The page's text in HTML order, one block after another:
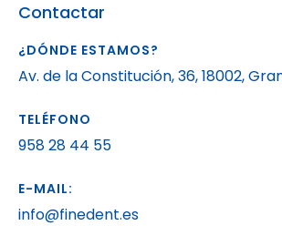
Contactar
¿DÓNDE ESTAMOS?
Av. de la Constitución, 36, 18002,
TELÉFONO
958 28 44 55
E-MAIL:
info@finedent.es